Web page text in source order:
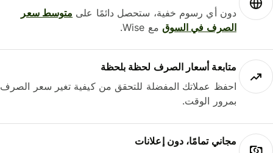
دون أي رسوم خفية، ستحصل دائمًا علىمتوسط ​​سعر
الصرف في السوقمع Wise.
متابعة أسعار الصرف لحظة بلحظة
احفظ عملاتك المفضلة للتحقق من كيفية تغير سعر الصرف
بمرور الوقت.
مجاني تمامًا، دون إعلانات